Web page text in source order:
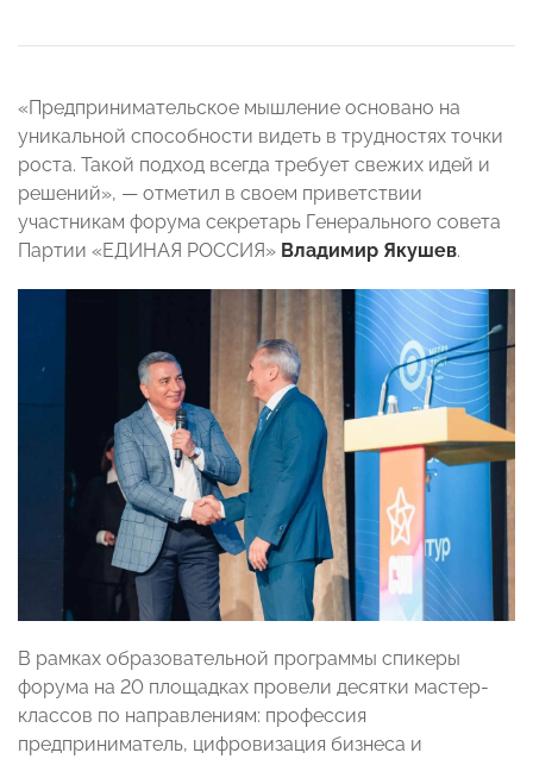
«Предпринимательское мышление основано на
уникальной способности видеть в трудностях точки
роста. Такой подход всегда требует свежих идей и
решений», — отметил в своем приветствии
участникам форума секретарь Генерального совета
Партии «ЕДИНАЯ РОССИЯ» Владимир Якушев.
В рамках образовательной программы спикеры
форума на 20 площадках провели десятки мастер-
классов по направлениям: профессия
предприниматель, цифровизация бизнеса и